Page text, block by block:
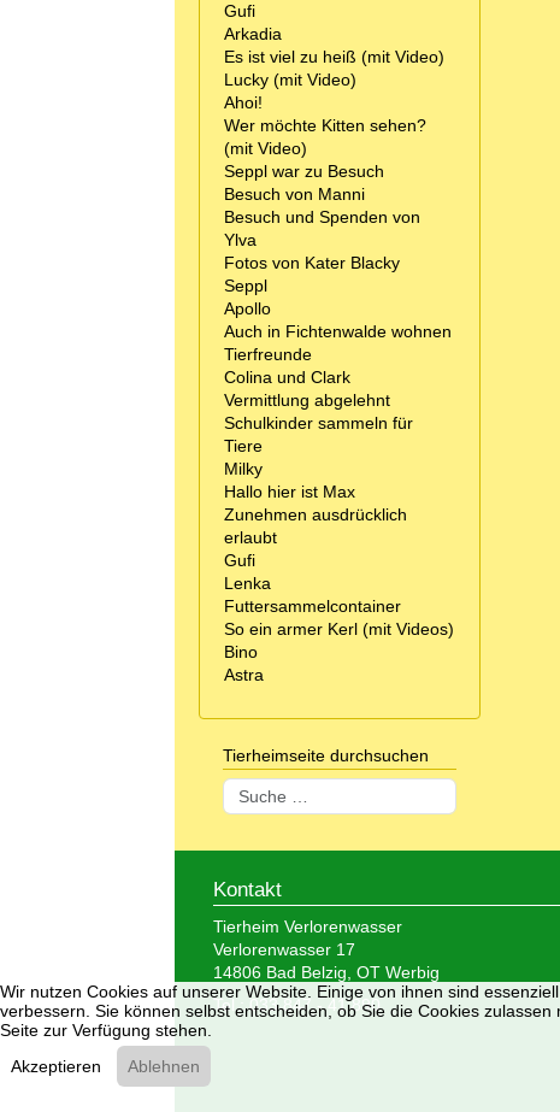
Gufi
Arkadia
Es ist viel zu heiß (mit Video)
Lucky (mit Video)
Ahoi!
Wer möchte Kitten sehen?
(mit Video)
Seppl war zu Besuch
Besuch von Manni
Besuch und Spenden von
Ylva
Fotos von Kater Blacky
Seppl
Apollo
Auch in Fichtenwalde wohnen
Tierfreunde
Colina und Clark
Vermittlung abgelehnt
Schulkinder sammeln für
Tiere
Milky
Hallo hier ist Max
Zunehmen ausdrücklich
erlaubt
Gufi
Lenka
Futtersammelcontainer
So ein armer Kerl (mit Videos)
Bino
Astra
Tierheimseite durchsuchen
Suchen
Kontakt
Tierheim Verlorenwasser
Verlorenwasser 17
14806 Bad Belzig, OT Werbig
Tel.: 033 847 - 41 890
Wir nutzen Cookies auf unserer Website. Einige von ihnen sind
verbessern. Sie können selbst entscheiden, ob Sie die Cookies
Seite zur Verfügung stehen.
Akzeptieren
Ablehnen